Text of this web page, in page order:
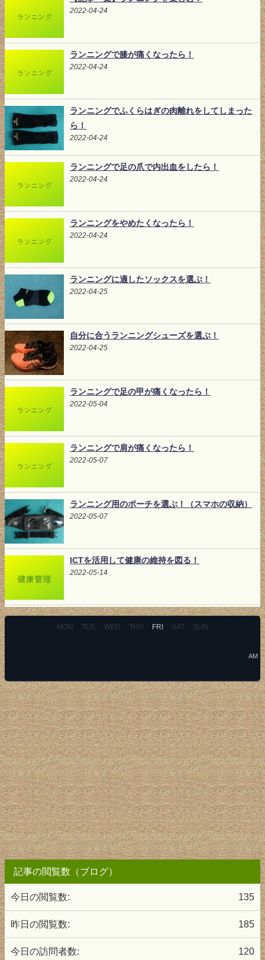
2022-04-24
ランニングで膝が痛くなったら！
2022-04-24
ランニングでふくらはぎの肉離れをしてしまった
ら！
2022-04-24
ランニングで足の爪で内出血をしたら！
2022-04-24
ランニングをやめたくなったら！
2022-04-24
ランニングに適したソックスを選ぶ！
2022-04-25
自分に合うランニングシューズを選ぶ！
2022-04-25
ランニングで足の甲が痛くなったら！
2022-05-04
ランニングで肩が痛くなったら！
2022-05-07
ランニング用のポーチを選ぶ！（スマホの収納）
2022-05-07
ICTを活用して健康の維持を図る！
2022-05-14
MON TUE WED THU FRI SAT SUN
AM
記事の閲覧数（ブログ）
135
今日の閲覧数:
185
昨日の閲覧数:
120
今日の訪問者数: